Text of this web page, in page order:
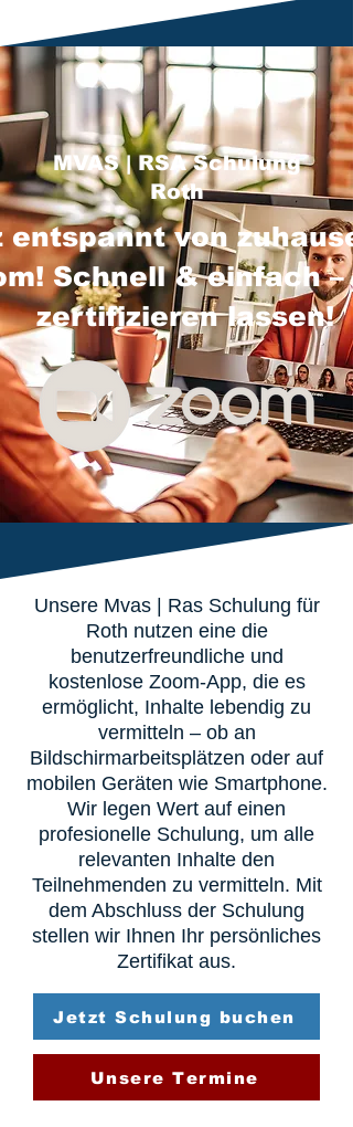
MVAS | RSA Schulung
Roth
entspannt von
Schnell & einfach –
zertifizieren lassen!
Unsere Mvas | Ras Schulung für
Roth nutzen eine die
benutzerfreundliche und
kostenlose Zoom-App, die es
ermöglicht, Inhalte lebendig zu
vermitteln – ob an
Bildschirmarbeitsplätzen oder auf
mobilen Geräten wie Smartphone.
Wir legen Wert auf einen
profesionelle Schulung, um alle
relevanten Inhalte den
Teilnehmenden zu vermitteln. Mit
dem Abschluss der Schulung
stellen wir Ihnen Ihr persönliches
Zertifikat aus.
Jetzt Schulung buchen
Unsere Termine